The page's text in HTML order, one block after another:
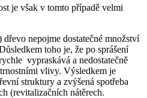
je však v tomto případě velmi
nepojme dostatečné množství
toho je, že po sprášení
vypraskává a nedostatečně
vlivy. Výsledkem je
struktury a zvýšená spotřeba
(revitalizačních nátěrech.